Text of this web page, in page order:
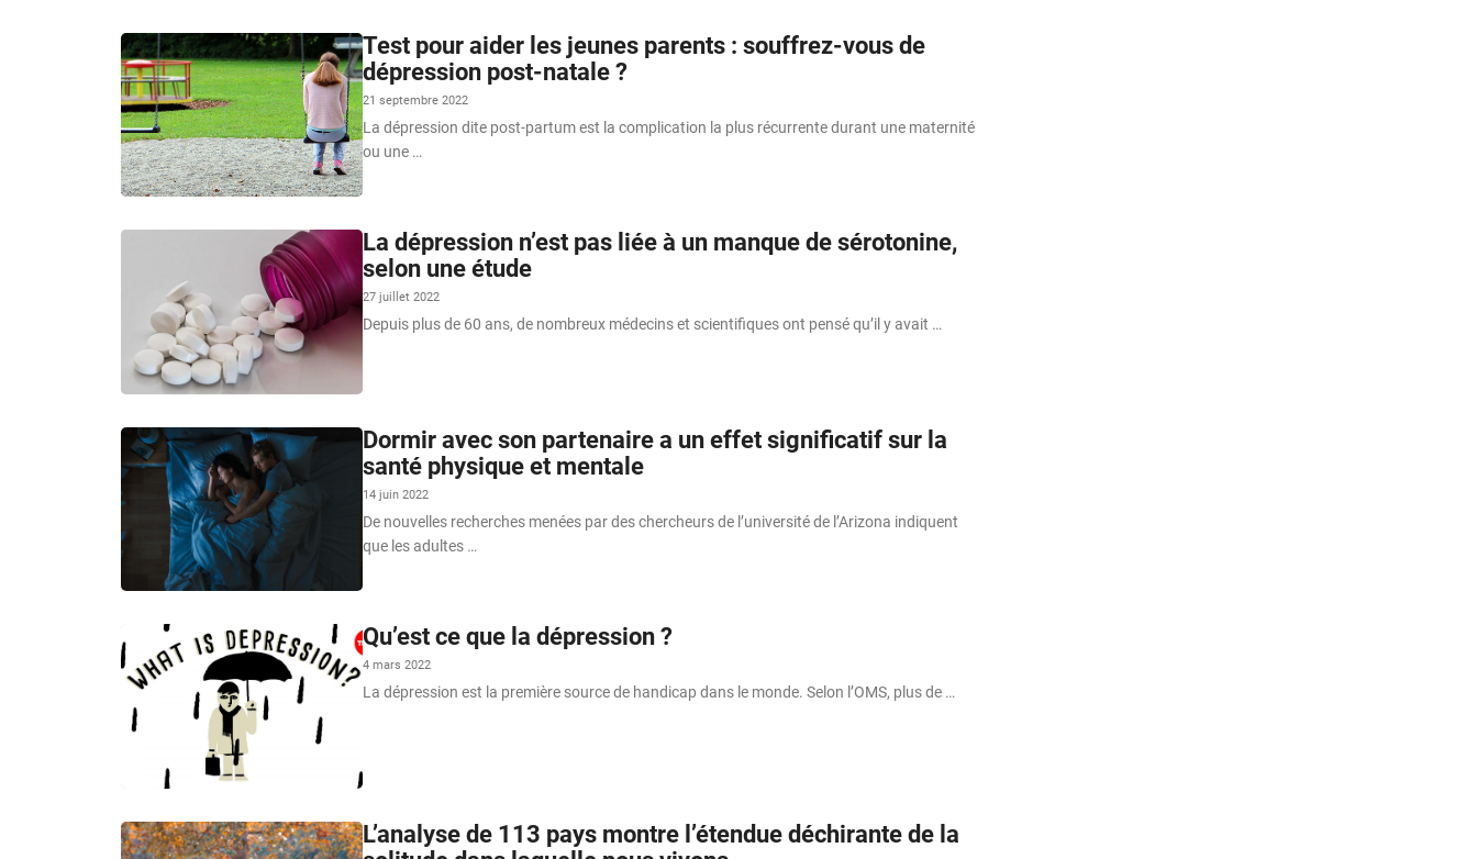
Test pour aider les jeunes parents : souffrez-vous de
dépression post-natale ?
21 septembre 2022
La dépression dite post-partum est la complication la plus récurrente durant une maternité
ou une …
La dépression n’est pas liée à un manque de sérotonine,
selon une étude
27 juillet 2022
Depuis plus de 60 ans, de nombreux médecins et scientifiques ont pensé qu’il y avait …
Dormir avec son partenaire a un effet significatif sur la
santé physique et mentale
14 juin 2022
De nouvelles recherches menées par des chercheurs de l’université de l’Arizona indiquent
que les adultes …
Qu’est ce que la dépression ?
4 mars 2022
La dépression est la première source de handicap dans le monde. Selon l’OMS, plus de …
L’analyse de 113 pays montre l’étendue déchirante de la